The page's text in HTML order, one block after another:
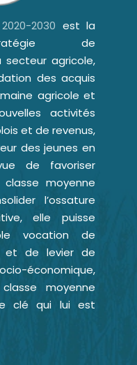
2030 est la
de
agricole,
des acquis
agricole et
activités
et de revenus,
des jeunes en
de favoriser
classe moyenne
l’ossature
elle puisse
vocation de
et de levier de
économique,
moyenne
clé qui lui est